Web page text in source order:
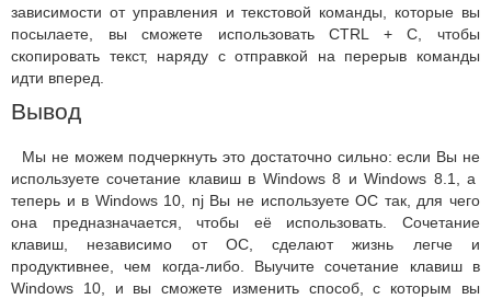
зависимости от управления и текстовой команды, которые вы
посылаете, вы сможете использовать CTRL + C, чтобы
скопировать текст, наряду с отправкой на перерыв команды
идти вперед.
Вывод
Мы не можем подчеркнуть это достаточно сильно: если Вы не
используете сочетание клавиш в Windows 8 и Windows 8.1, а
теперь и в Windows 10, nj Вы не используете ОС так, для чего
она предназначается, чтобы её использовать. Сочетание
клавиш, независимо от ОС, сделают жизнь легче и
продуктивнее, чем когда-либо. Выучите сочетание клавиш в
Windows 10, и вы сможете изменить способ, с которым вы